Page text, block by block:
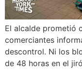
El alcalde prometió
comerciantes
descontrol. Ni los
de 48 horas en el